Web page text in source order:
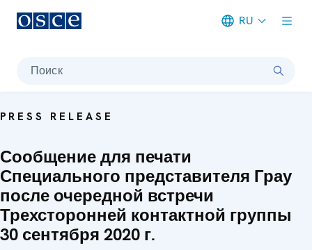
RU
Поиск
PRESS RELEASE
Сообщение для печати
Специального представителя Грау
после очередной встречи
Трехсторонней контактной группы
30 сентября 2020 г.